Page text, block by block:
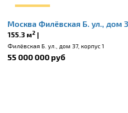
Москва Филёвская Б. ул., дом
155.3 м2 |
Филёвская Б. ул., дом 37, корпус 1
55 000 000 руб